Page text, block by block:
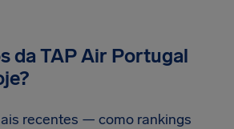
da TAP Air Portugal
recentes — como rankings